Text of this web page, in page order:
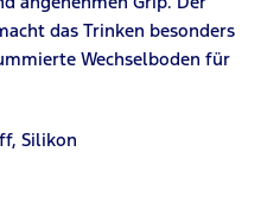
das Trinken besonders
Wechselboden für
Silikon